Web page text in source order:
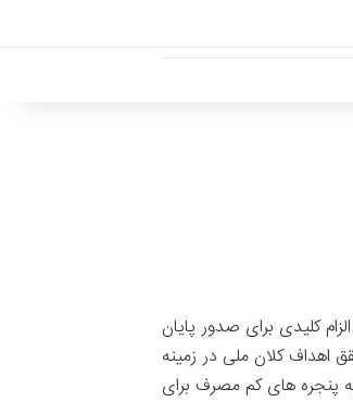
الزام کلیدی برای صدور پایان
اهداف کلان ملی در زمینه
پنجره های کم مصرف برای